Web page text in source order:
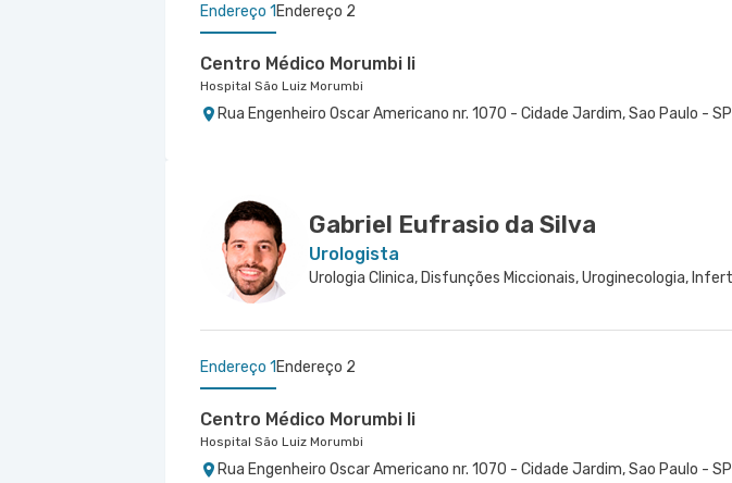
Endereço 1 Endereço 2
Centro Médico Morumbi Ii
Hospital São Luiz Morumbi
Rua Engenheiro Oscar Americano nr. 1070 - Cidade Jardim, Sao Paulo - SP
Gabriel Eufrasio da Silva
Urologista
Endereço 1 Endereço 2
Centro Médico Morumbi Ii
Hospital São Luiz Morumbi
Rua Engenheiro Oscar Americano nr. 1070 - Cidade Jardim, Sao Paulo - SP